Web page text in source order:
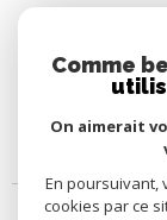
Comme
On aimerait
En poursuivant,
cookies par ce